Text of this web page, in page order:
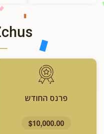
פרנס החודש
$10,000.00